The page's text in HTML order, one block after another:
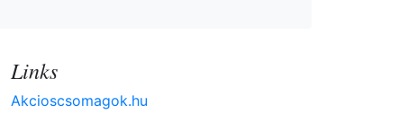
Links
Akcioscsomagok.hu